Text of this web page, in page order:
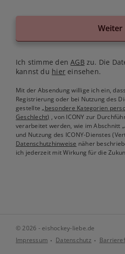
Weiter
Ich stimme denAGB zu. Die
kannst du hiereinsehen.
Mit der Absendung willige ich ein,
Registrierung oder bei Nutzung des
gestellte„besondere Kategorien
Geschlecht) , von ICONY zur
verarbeitet werden, wie im Abschnitt
und Nutzung des ICONY-Dienstes
Datenschutzhinweise näher
ich jederzeit mit Wirkung für die
© 2026 - eishockey-liebe.de
Impressum
Datenschutz